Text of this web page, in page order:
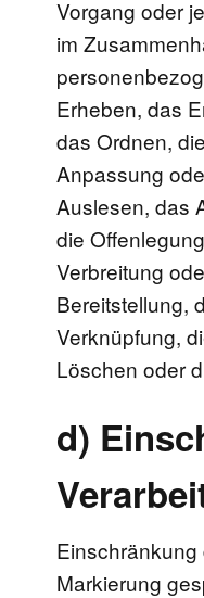
Vorgang oder
im
Erheben, das
das Ordnen,
Anpassung
Auslesen, das
die
Verbreitung
Bereitstellung,
Verknüpfung,
Löschen oder
d)
Einschränkung
Markierung